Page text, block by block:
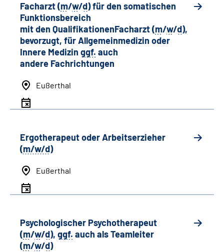
Facharzt (m/w/d) für den somatischen
Funktionsbereich
mit den QualifikationenFacharzt (m/w/d),
bevorzugt, für Allgemeinmedizin oder
Innere Medizin ggf. auch
andere Fachrichtungen
Eußerthal
Ergotherapeut oder Arbeitserzieher
(m/w/d)
Eußerthal
Psychologischer Psychotherapeut
(m/w/d), ggf. auch alsTeamleiter
(m/w/d)